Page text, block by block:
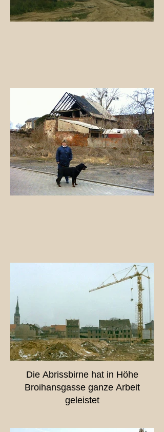
Die Abrissbirne hat in Höhe
Broihansgasse ganze Arbeit
geleistet